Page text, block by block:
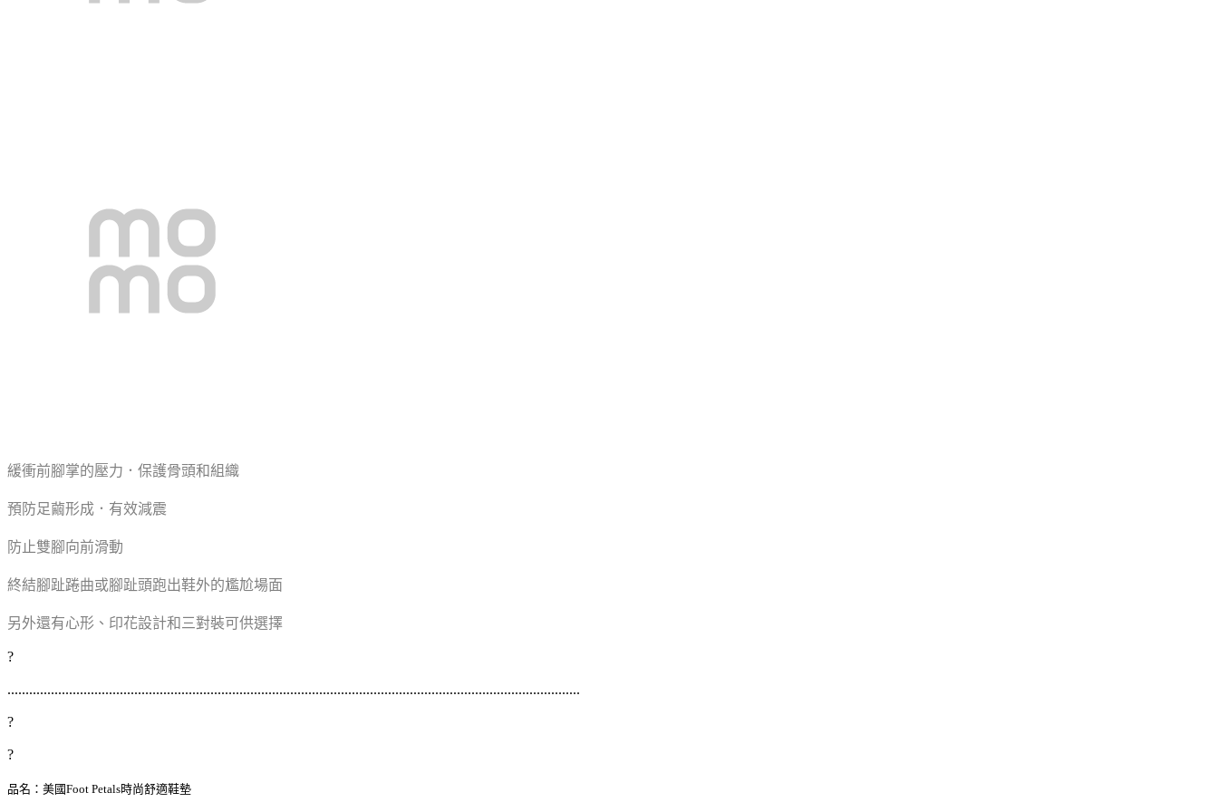
緩衝前腳掌的壓力．保護骨頭和組織
預防足繭形成．有效減震
防止雙腳向前滑動
終結腳趾踡曲或腳趾頭跑出鞋外的尷尬場面
另外還有心形、印花設計和三對裝可供選擇
?
..............................................................................................................................................................
?
?
品名：美國Foot Petals時尚舒適鞋墊